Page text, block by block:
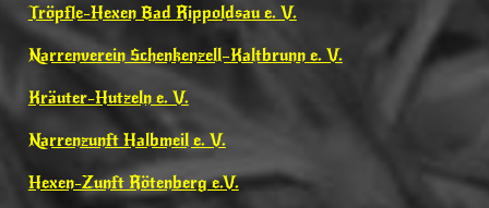
Tröpfle-Hexen Bad Rippoldsau e. V.
Narrenverein Schenkenzell–Kaltbrunn e. V.
Kräuter-Hutzeln e. V.
Narrenzunft Halbmeil e. V.
Hexen-Zunft Rötenberg e.V.